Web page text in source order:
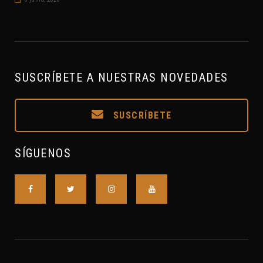
SUSCRÍBETE A NUESTRAS NOVEDADES
SUSCRÍBETE
SÍGUENOS